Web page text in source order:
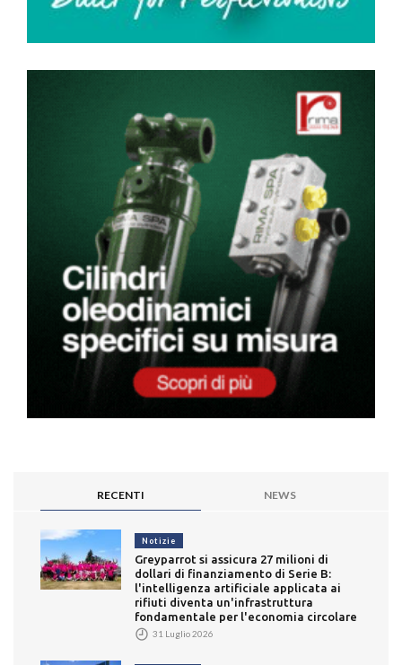
RECENTI NEWS
Notizie
Greyparrot si assicura 27 milioni di
dollari di finanziamento di Serie B:
l'intelligenza artificiale applicata ai
rifiuti diventa un'infrastruttura
fondamentale per l'economia circolare
31 Luglio 2026